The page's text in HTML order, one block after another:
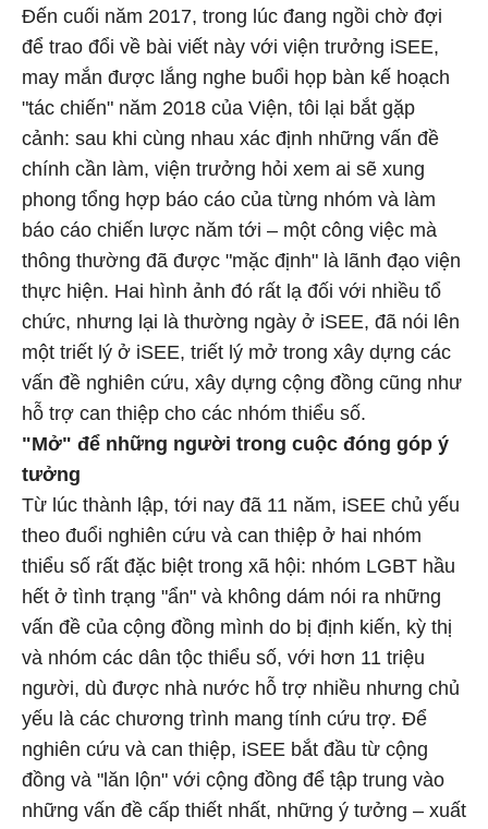
Đến cuối năm 2017, trong lúc đang ngồi chờ đợi
để trao đổi về bài viết này với viện trưởng iSEE,
may mắn được lắng nghe buổi họp bàn kế hoạch
"tác chiến" năm 2018 của Viện, tôi lại bắt gặp
cảnh: sau khi cùng nhau xác định những vấn đề
chính cần làm, viện trưởng hỏi xem ai sẽ xung
phong tổng hợp báo cáo của từng nhóm và làm
báo cáo chiến lược năm tới – một công việc mà
thông thường đã được "mặc định" là lãnh đạo viện
thực hiện. Hai hình ảnh đó rất lạ đối với nhiều tổ
chức, nhưng lại là thường ngày ở iSEE, đã nói lên
một triết lý ở iSEE, triết lý mở trong xây dựng các
vấn đề nghiên cứu, xây dựng cộng đồng cũng như
hỗ trợ can thiệp cho các nhóm thiểu số.
"Mở" để những người trong cuộc đóng góp ý
tưởng
Từ lúc thành lập, tới nay đã 11 năm, iSEE chủ yếu
theo đuổi nghiên cứu và can thiệp ở hai nhóm
thiểu số rất đặc biệt trong xã hội: nhóm LGBT hầu
hết ở tình trạng "ẩn" và không dám nói ra những
vấn đề của cộng đồng mình do bị định kiến, kỳ thị
và nhóm các dân tộc thiểu số, với hơn 11 triệu
người, dù được nhà nước hỗ trợ nhiều nhưng chủ
yếu là các chương trình mang tính cứu trợ. Để
nghiên cứu và can thiệp, iSEE bắt đầu từ cộng
đồng và "lăn lộn" với cộng đồng để tập trung vào
những vấn đề cấp thiết nhất, những ý tưởng – xuất